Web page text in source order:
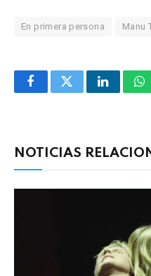
En primera persona Manu
FacebookTwitterLinkedIn
NOTICIAS